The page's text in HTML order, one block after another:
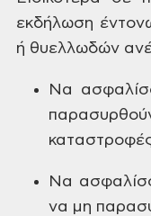
εκδήλωση
ή θυελλωδών
Να
Να
να μη